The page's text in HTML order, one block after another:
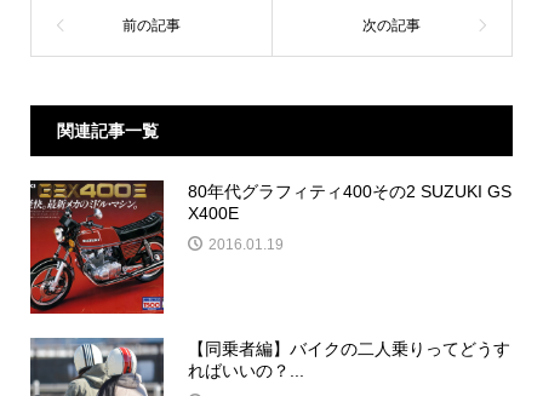
関連記事一覧
80年代グラフィティ400その2 SUZUKI GS
X400E
2016.01.19
【同乗者編】バイクの二人乗りってどうす
ればいいの？...